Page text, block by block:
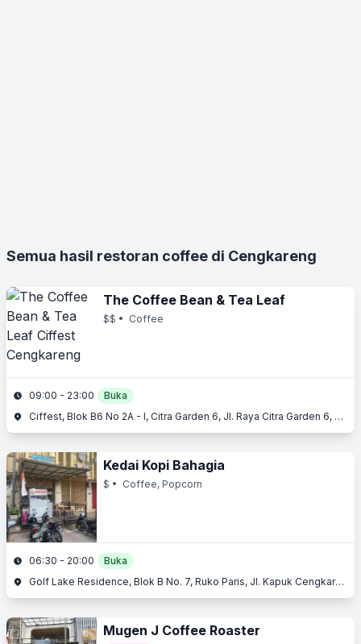
Semua hasil restoran coffee di Cengkareng
The Coffee Bean & Tea Leaf
$$ • Coffee
09:00 - 23:00
Buka
Ciffest, Blok B6 No 2A - I, Citra Garden 6, Jl. Raya Citra Garden 6, Cengkareng, Jakarta Barat, Jakarta
Kedai Kopi Bahagia
$ • Coffee, Popcorn
06:30 - 20:00
Buka
Golf Lake Residence, Blok B No. 7, Ruko Paris, Jl. Kapuk Cengkareng, Cengkareng, Jakarta Barat, Jakarta
Mugen J Coffee Roaster